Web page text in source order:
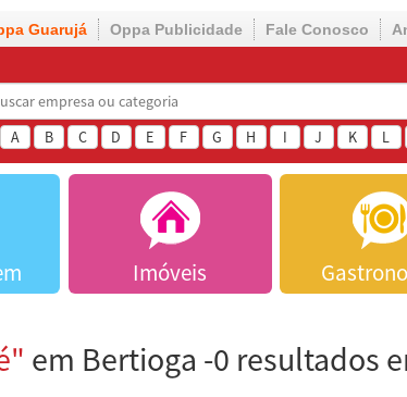
Guarujá Oppa Publicidade Fale Conosco
A B C D E F G H I J K L
Imóveis
em Bertioga -0 resultados